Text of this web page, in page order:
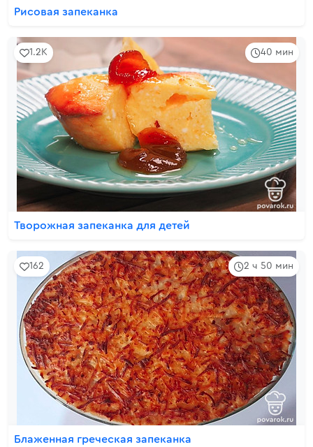
Рисовая запеканка
40 мин
1.2K
Творожная запеканка для детей
2 ч 50 мин
162
Блаженная греческая запеканка